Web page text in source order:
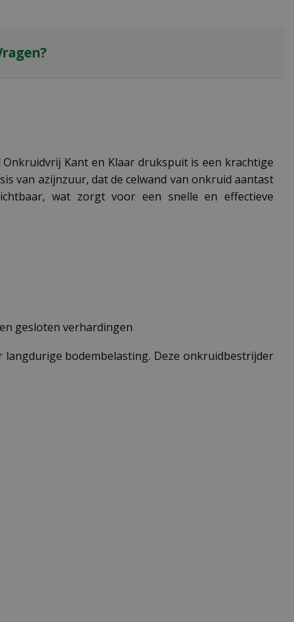
Kant en Klaar drukspuit is een krachtige
van azijnzuur, dat de celwand van onkruid aantast
wat zorgt voor een snelle en effectieve
gesloten verhardingen
bodembelasting. Deze onkruidbestrijder